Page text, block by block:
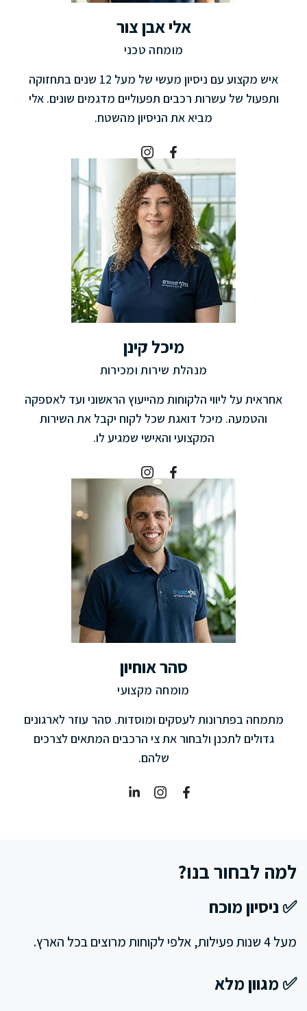
אלי אבן צור
מומחה טכני
איש מקצוע עם ניסיון מעשי של מעל 12 שנים בתחזוקה
ותפעול של עשרות רכבים תפעוליים מדגמים שונים. אלי
מביא את הניסיון מהשטח.
מיכל קינן
מנהלת שירות ומכירות
אחראית על ליווי הלקוחות מהייעוץ הראשוני ועד לאספקה
והטמעה. מיכל דואגת שכל לקוח יקבל את השירות
המקצועי והאישי שמגיע לו.
סהר אוחיון
מומחה מקצועי
מתמחה בפתרונות לעסקים ומוסדות. סהר עוזר לארגונים
גדולים לתכנן ולבחור את צי הרכבים המתאים לצרכים
שלהם.
למה לבחור בנו?
✅ ניסיון מוכח
מעל 4 שנות פעילות, אלפי לקוחות מרוצים בכל הארץ.
✅ מגוון מלא